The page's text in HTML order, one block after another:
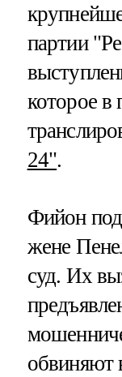
партии
которое
24".
Фийон
жене
суд. Их
обвиняют